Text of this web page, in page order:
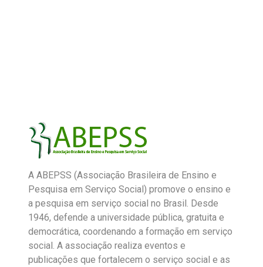
A ABEPSS (Associação Brasileira de Ensino e
Pesquisa em Serviço Social) promove o ensino e
a pesquisa em serviço social no Brasil. Desde
1946, defende a universidade pública, gratuita e
democrática, coordenando a formação em serviço
social. A associação realiza eventos e
publicações que fortalecem o serviço social e as